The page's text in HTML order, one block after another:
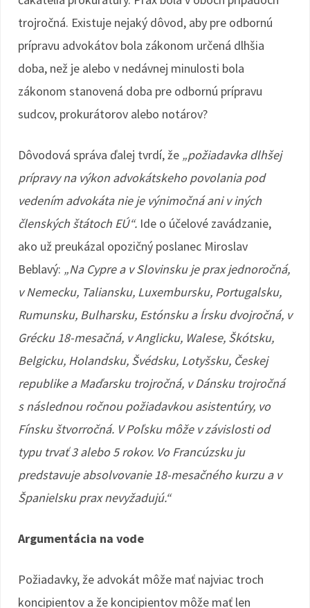
trojročná. Existuje nejaký dôvod, aby pre odbornú
prípravu advokátov bola zákonom určená dlhšia
doba, než je alebo v nedávnej minulosti bola
zákonom stanovená doba pre odbornú prípravu
sudcov, prokurátorov alebo notárov?
Dôvodová správa ďalej tvrdí, že „požiadavka dlhšej
prípravy na výkon advokátskeho povolania pod
vedením advokáta nie je výnimočná ani v iných
členských štátoch EÚ“. Ide o účelové zavádzanie,
ako už preukázal opozičný poslanec Miroslav
Beblavý: „Na Cypre a v Slovinsku je prax jednoročná,
v Nemecku, Taliansku, Luxembursku, Portugalsku,
Rumunsku, Bulharsku, Estónsku a Írsku dvojročná, v
Grécku 18-mesačná, v Anglicku, Walese, Škótsku,
Belgicku, Holandsku, Švédsku, Lotyšsku, Českej
republike a Maďarsku trojročná, v Dánsku trojročná
s následnou ročnou požiadavkou asistentúry, vo
Fínsku štvorročná. V Poľsku môže v závislosti od
typu trvať 3 alebo 5 rokov. Vo Francúzsku ju
predstavuje absolvovanie 18-mesačného kurzu a v
Španielsku prax nevyžadujú.“
Argumentácia na vode
Požiadavky, že advokát môže mať najviac troch
koncipientov a že koncipientov môže mať len